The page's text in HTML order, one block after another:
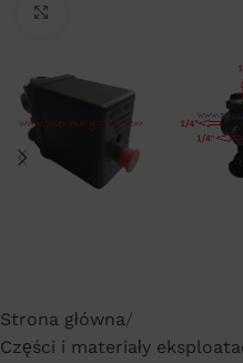
Strona główna
Części i materiały